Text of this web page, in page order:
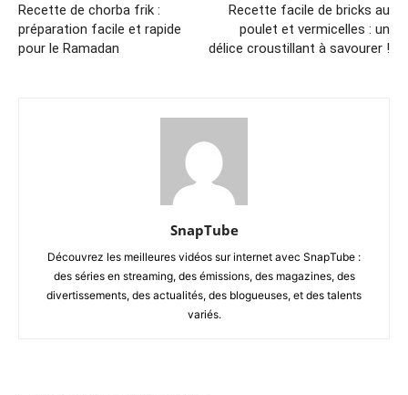
Recette de chorba frik :
préparation facile et rapide
pour le Ramadan
Recette facile de bricks au
poulet et vermicelles : un
délice croustillant à savourer !
SnapTube
Découvrez les meilleures vidéos sur internet avec SnapTube :
des séries en streaming, des émissions, des magazines, des
divertissements, des actualités, des blogueuses, et des talents
variés.